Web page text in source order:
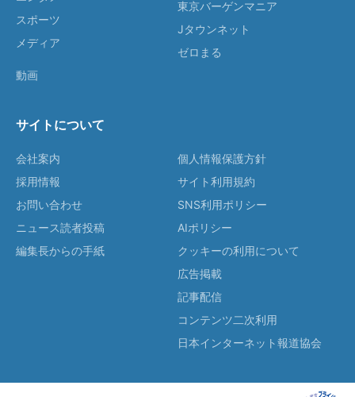
スポーツ
メディア
動画
東京バーゲンマニア
Jタウンネット
ゼロまる
サイトについて
会社案内
採用情報
お問い合わせ
ニュース読者投稿
編集長からの手紙
個人情報保護方針
サイト利用規約
SNS利用ポリシー
AIポリシー
クッキーの利用について
広告掲載
記事配信
コンテンツ二次利用
日本インターネット報道協会